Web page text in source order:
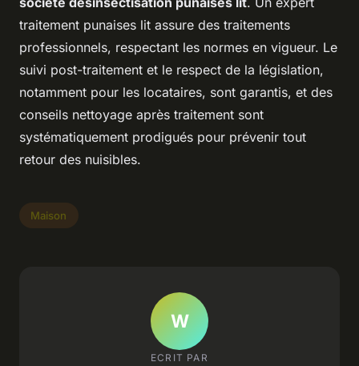
traitement punaises lit assure des traitements
professionnels, respectant les normes en vigueur. Le
suivi post-traitement et le respect de la législation,
notamment pour les locataires, sont garantis, et des
conseils nettoyage après traitement sont
systématiquement prodigués pour prévenir tout
retour des nuisibles.
Maison
W
ECRIT PAR